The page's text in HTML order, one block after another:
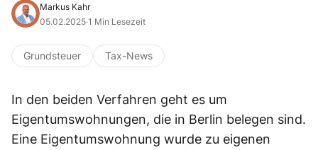
Markus Kahr
05.02.2025·1 Min Lesezeit
Grundsteuer Tax-News
In den beiden Verfahren geht es um
Eigentumswohnungen, die in Berlin belegen sind.
Eine Eigentumswohnung wurde zu eigenen